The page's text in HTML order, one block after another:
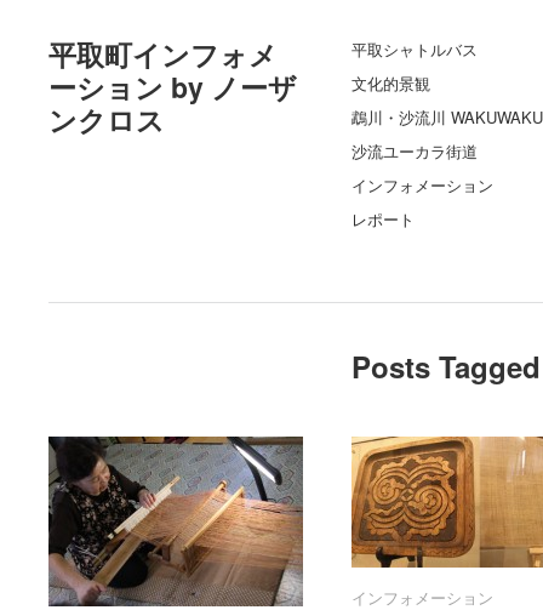
平取町インフォメ
ーション by ノーザ
ンクロス
平取シャトルバス
文化的景観
鵡川・沙流川 WAKUWAKU
沙流ユーカラ街道
インフォメーション
レポート
Posts
インフォメーション
インフォメーション